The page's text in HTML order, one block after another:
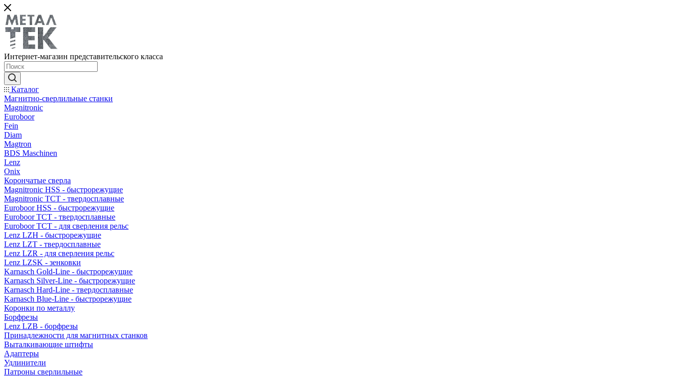
Интернет-магазин представительского класса
Каталог
Магнитно-сверлильные станки
Magnitronic
Euroboor
Fein
Diam
Magtron
BDS Maschinen
Lenz
Onix
Корончатые сверла
Magnitronic HSS - быстрорежущие
Magnitronic TCT - твердосплавные
Euroboor HSS - быстрорежущие
Euroboor TCT - твердосплавные
Euroboor TCT - для сверления рельс
Lenz LZH - быстрорежущие
Lenz LZT - твердосплавные
Lenz LZR - для сверления рельс
Lenz LZSK - зенковки
Karnasch Gold-Line - быстрорежущие
Karnasch Silver-Line - быстрорежущие
Karnasch Hard-Line - твердосплавные
Karnasch Blue-Line - быстрорежущие
Коронки по металлу
Борфрезы
Lenz LZB - борфрезы
Принадлежности для магнитных станков
Выталкивающие штифты
Адаптеры
Удлинители
Патроны сверлильные